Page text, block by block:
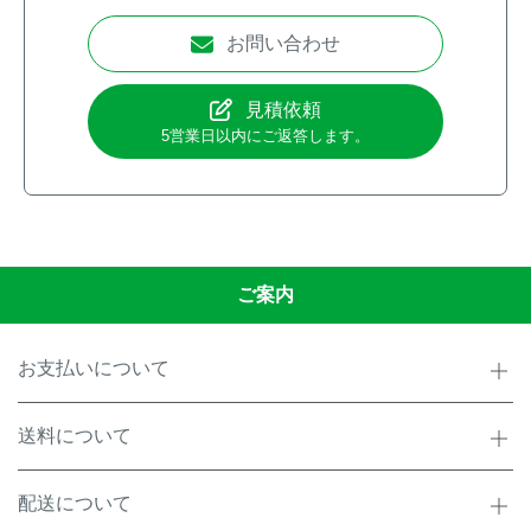
お問い合わせ
見積依頼
5営業日以内にご返答します。
ご案内
お支払いについて
送料について
配送について